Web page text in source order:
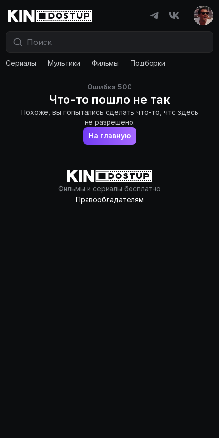
Сериалы Мультики Фильмы Подборки
Ошибка 500
Что-то пошло не так
Похоже, вы попытались сделать что-то, что здесь
не разрешено.
На главную
Фильмы и сериалы бесплатно
Правообладателям